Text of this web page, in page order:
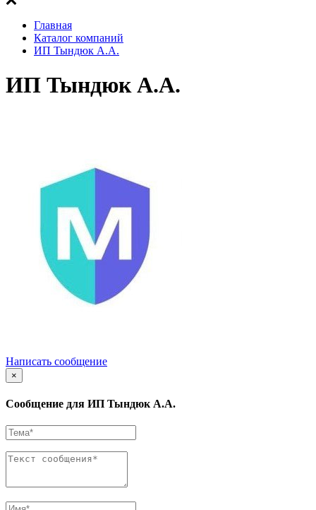
Главная
Каталог компаний
ИП Тындюк А.А.
ИП Тындюк А.А.
Написать сообщение
×
Сообщение для ИП Тындюк А.А.